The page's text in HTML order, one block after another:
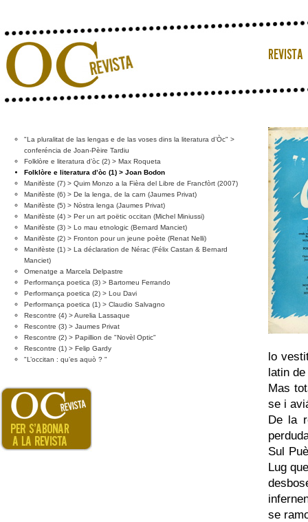
"La pluralitat de las lengas e de las voses dins la literatura d’Òc" >
conferéncia de Joan-Pèire Tardiu
Folklòre e literatura d’òc (2) > Max Roqueta
Folklòre e literatura d’òc (1) > Joan Bodon
Manifèste (7) > Quim Monzo a la Fièra del Libre de Francfòrt (2007)
Manifèste (6) > De la lenga, de la carn (Jaumes Privat)
Manifèste (5) > Nòstra lenga (Jaumes Privat)
Manifèste (4) > Per un art poëtic occitan (Michel Miniussi)
Manifèste (3) > Lo mau etnologic (Bernard Manciet)
Manifèste (2) > Fronton pour un jeune poète (Renat Nelli)
Manifèste (1) > La déclaration de Nérac (Félix Castan & Bernard
Manciet)
Omenatge a Marcela Delpastre
Performança poetica (3) > Bartomeu Ferrando
Performança poetica (2) > Lou Davi
Performança poetica (1) > Claudio Salvagno
Rescontre (4) > Aurelia Lassaque
Rescontre (3) > Jaumes Privat
Rescontre (2) > Papillion de "Novèl Optic"
Rescontre (1) > Felip Gardy
"L’occitan : qu’es aquò ? "
lo
latin
Mas
se i
De la
Sul
Lug
se